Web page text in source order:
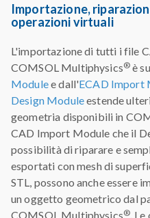
Importazione,
operazioni virtuali
L'importazione di tutti i file
COMSOL Multiphysics® è
Modulee dall'ECAD Import
Design Moduleestende
geometria disponibili in
CAD Import Module che il
possibilità di riparare e
esportati con mesh di
STL, possono anche essere
un oggetto geometrico dal
COMSOL Multiphysics® .